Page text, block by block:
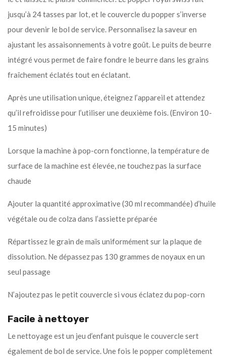
jusqu’à 24 tasses par lot, et le couvercle du popper s’inverse
pour devenir le bol de service. Personnalisez la saveur en
ajustant les assaisonnements à votre goût. Le puits de beurre
intégré vous permet de faire fondre le beurre dans les grains
fraîchement éclatés tout en éclatant.
Après une utilisation unique, éteignez l’appareil et attendez
qu’il refroidisse pour l’utiliser une deuxième fois. (Environ 10-
15 minutes)
Lorsque la machine à pop-corn fonctionne, la température de
surface de la machine est élevée, ne touchez pas la surface
chaude
Ajouter la quantité approximative (30 ml recommandée) d’huile
végétale ou de colza dans l’assiette préparée
Répartissez le grain de maïs uniformément sur la plaque de
dissolution. Ne dépassez pas 130 grammes de noyaux en un
seul passage
N’ajoutez pas le petit couvercle si vous éclatez du pop-corn
Facile à nettoyer
Le nettoyage est un jeu d’enfant puisque le couvercle sert
également de bol de service. Une fois le popper complètement